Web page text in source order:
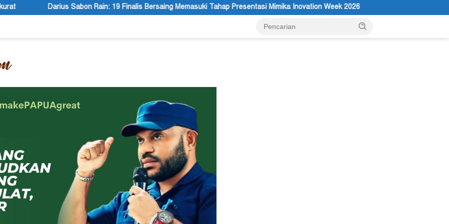
19 Finalis Bersaing Memasuki Tahap Presentasi Mimika Inovation Week 2026 Membuka Omnisida dalam Tubuh Negara